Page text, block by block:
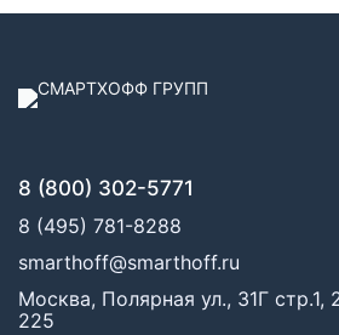
8 (800) 302-5771
8 (495) 781-8288
smarthoff@smarthoff.ru
Москва, Полярная ул., 31Г стр.1,
225